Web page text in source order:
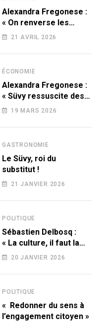
Alexandra Fregonese :
« On renverse les
codes » !
21 AVRIL 2026
ÉCONOMIE
Alexandra Fregonese :
« Süvy ressuscite des
produits condamnés
19 MARS 2026
GASTRONOMIE
Le Süvy, roi du
substitut !
21 JANVIER 2026
POLITIQUE
Sébastien Delbosq :
« La culture, il faut la
conquérir ! »
20 JANVIER 2026
POLITIQUE
« Redonner du sens à
l’engagement citoyen »